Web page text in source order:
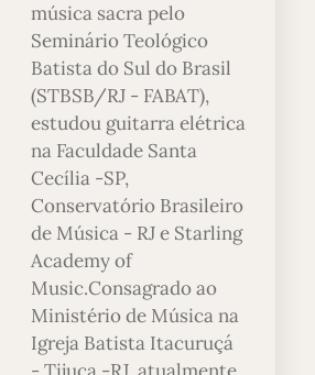
música sacra pelo
Seminário Teológico
Batista do Sul do Brasil
(STBSB/RJ - FABAT),
estudou guitarra elétrica
na Faculdade Santa
Cecília -SP,
Conservatório Brasileiro
de Música - RJ e Starling
Academy of
Music.Consagrado ao
Ministério de Música na
Igreja Batista Itacuruçá